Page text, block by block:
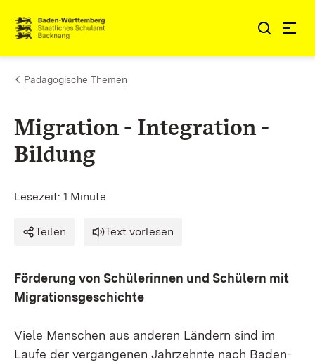
Zum Inhalt springen
Link zur Startseite
Pädagogische Themen
Migration - Integration -
Bildung
Lesezeit: 1 Minute
Teilen Text vorlesen
Förderung von Schülerinnen und Schülern mit
Migrationsgeschichte
Viele Menschen aus anderen Ländern sind im
Laufe der vergangenen Jahrzehnte nach Baden-